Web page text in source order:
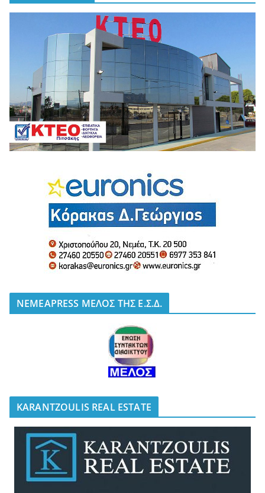
NEMEAPRESS ΜΕΛΟΣ ΤΗΣ Ε.Σ.Δ.
KARANTZOULIS REAL ESTATE